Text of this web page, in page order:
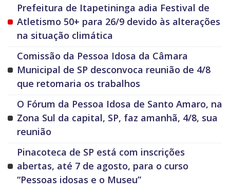
Prefeitura de Itapetininga adia Festival de
Atletismo 50+ para 26/9 devido às alterações
na situação climática
Comissão da Pessoa Idosa da Câmara
Municipal de SP desconvoca reunião de 4/8
que retomaria os trabalhos
O Fórum da Pessoa Idosa de Santo Amaro, na
Zona Sul da capital, SP, faz amanhã, 4/8, sua
reunião
Pinacoteca de SP está com inscrições
abertas, até 7 de agosto, para o curso
“Pessoas idosas e o Museu”